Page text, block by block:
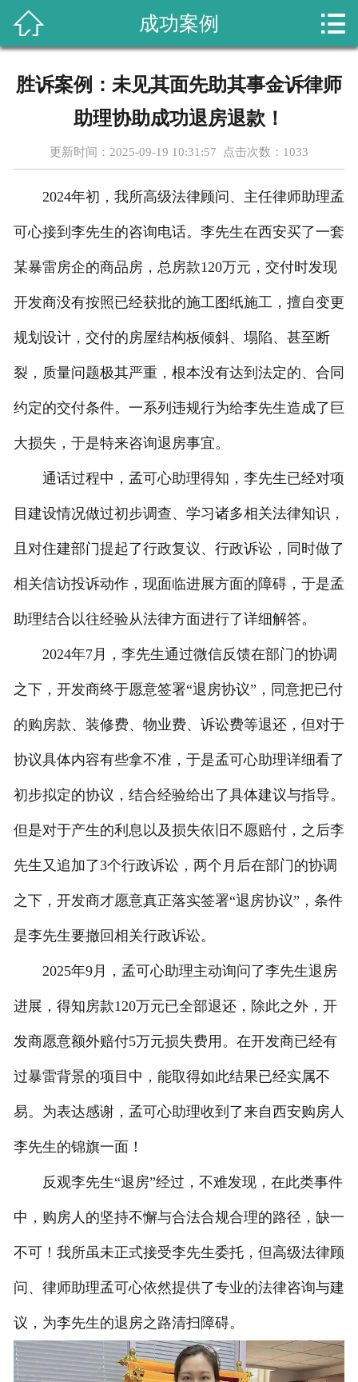
新闻动态
成功案例
行业资讯
教学成果
在线留言
 成功案例 
胜诉案例：未见其面先助其事金诉律师
助理协助成功退房退款！
更新时间：2025-09-19 10:31:57 点击次数： 1033
2024年初，我所高级法律顾问、主任律师助理孟
可心接到李先生的咨询电话。李先生在西安买了一套
某暴雷房企的商品房，总房款120万元，交付时发现
开发商没有按照已经获批的施工图纸施工，擅自变更
规划设计，交付的房屋结构板倾斜、塌陷、甚至断
裂，质量问题极其严重，根本没有达到法定的、合同
约定的交付条件。一系列违规行为给李先生造成了巨
大损失，于是特来咨询退房事宜。
通话过程中，孟可心助理得知，李先生已经对项
目建设情况做过初步调查、学习诸多相关法律知识，
且对住建部门提起了行政复议、行政诉讼，同时做了
相关信访投诉动作，现面临进展方面的障碍，于是孟
助理结合以往经验从法律方面进行了详细解答。
2024年7月，李先生通过微信反馈在部门的协调
之下，开发商终于愿意签署“退房协议”，同意把已付
的购房款、装修费、物业费、诉讼费等退还，但对于
协议具体内容有些拿不准，于是孟可心助理详细看了
初步拟定的协议，结合经验给出了具体建议与指导。
但是对于产生的利息以及损失依旧不愿赔付，之后李
先生又追加了3个行政诉讼，两个月后在部门的协调
之下，开发商才愿意真正落实签署“退房协议”，条件
是李先生要撤回相关行政诉讼。
2025年9月，孟可心助理主动询问了李先生退房
进展，得知房款120万元已全部退还，除此之外，开
发商愿意额外赔付5万元损失费用。在开发商已经有
过暴雷背景的项目中，能取得如此结果已经实属不
易。为表达感谢，孟可心助理收到了来自西安购房人
李先生的锦旗一面！
反观李先生“退房”经过，不难发现，在此类事件
中，购房人的坚持不懈与合法合规合理的路径，缺一
不可！我所虽未正式接受李先生委托，但高级法律顾
问、律师助理孟可心依然提供了专业的法律咨询与建
议，为李先生的退房之路清扫障碍。